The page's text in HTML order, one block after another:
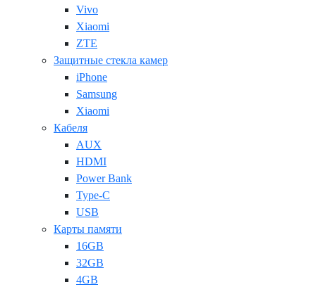
Vivo
Xiaomi
ZTE
Защитные стекла камер
iPhone
Samsung
Xiaomi
Кабеля
AUX
HDMI
Power Bank
Type-C
USB
Карты памяти
16GB
32GB
4GB